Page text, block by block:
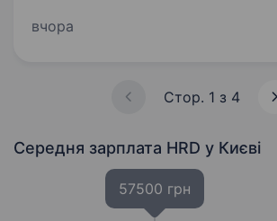
як твої дії допомагають бізнесу
вчора
Стор. 1 з 4
Середня зарплата HRD у Києві
57500 грн